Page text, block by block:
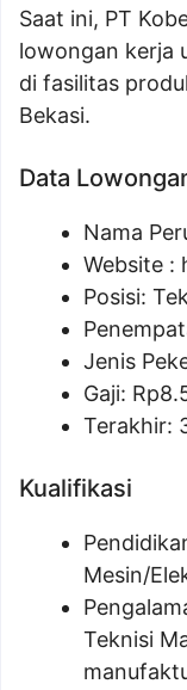
Saat ini, PT
lowongan kerja
di fasilitas
Bekasi.
Data
Nama
Website :
Posisi:
Jenis
Gaji: Rp
Terakhir:
Kualifikasi
Mesin/
Teknisi